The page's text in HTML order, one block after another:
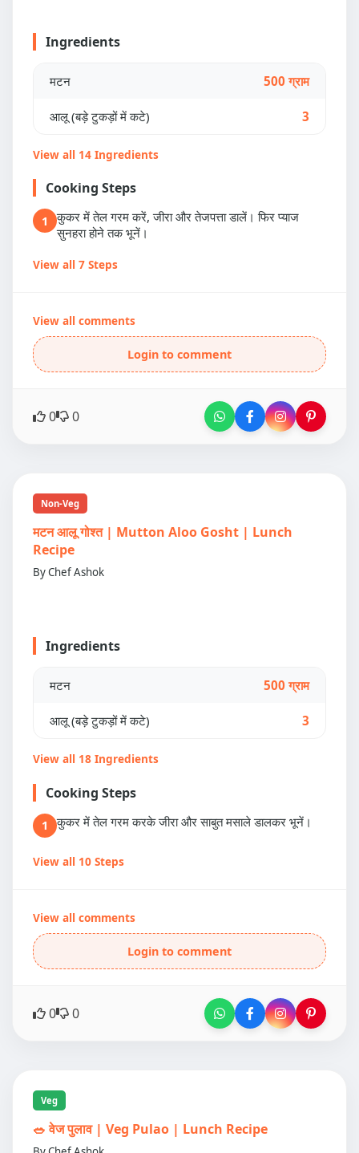
Ingredients
मटन 500 ग्राम
आलू (बड़े टुकड़ों में कटे) 3
View all 14 Ingredients
Cooking Steps
1
कुकर में तेल गरम करें, जीरा और तेजपत्ता डालें। फिर प्याज
सुनहरा होने तक भूनें।
View all 7 Steps
View all comments
Login to comment
0 0
Non-Veg
मटन आलू गोश्त | Mutton Aloo Gosht | Lunch
Recipe
By Chef Ashok
Ingredients
मटन 500 ग्राम
आलू (बड़े टुकड़ों में कटे) 3
View all 18 Ingredients
Cooking Steps
1 कुकर में तेल गरम करके जीरा और साबुत मसाले डालकर भूनें।
View all 10 Steps
View all comments
Login to comment
0 0
Veg
🥗 वेज पुलाव | Veg Pulao | Lunch Recipe